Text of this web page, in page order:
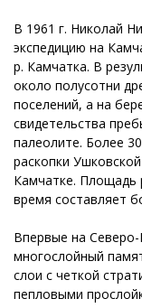
В 1961 г. Николай
экспедицию на
р. Камчатка. В
около полусотни
поселений, а на
свидетельства
палеолите. Более
раскопки
Камчатке. Площадь
время составляет
Впервые на
многослойный
слои с четкой
пепловыми